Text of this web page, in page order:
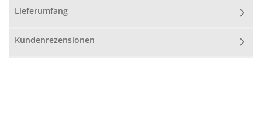
Lieferumfang
Kundenrezensionen